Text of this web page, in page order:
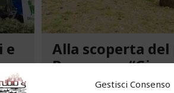
Gestisci Consenso
e
Alla scoperta del
Benessere
Novaro” a